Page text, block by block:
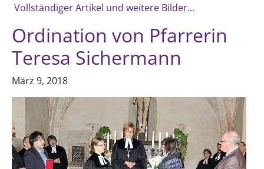
Vollständiger Artikel und weitere Bilder...
Ordination von Pfarrerin
Teresa Sichermann
März 9, 2018